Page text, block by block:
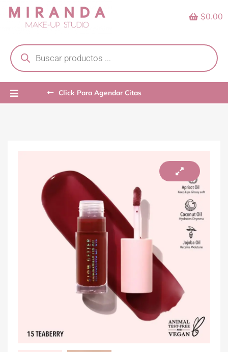
Skip
search
$0.00
Click Para Agendar Citas